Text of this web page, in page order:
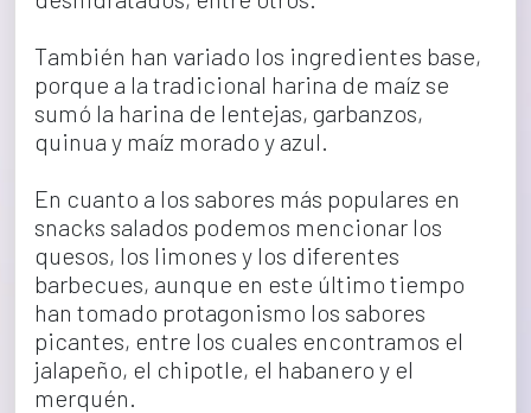
También han variado los ingredientes base,
porque a la tradicional harina de maíz se
sumó la harina de lentejas, garbanzos,
quinua y maíz morado y azul.
En cuanto a los sabores más populares en
snacks salados podemos mencionar los
quesos, los limones y los diferentes
barbecues, aunque en este último tiempo
han tomado protagonismo los sabores
picantes, entre los cuales encontramos el
jalapeño, el chipotle, el habanero y el
merquén.